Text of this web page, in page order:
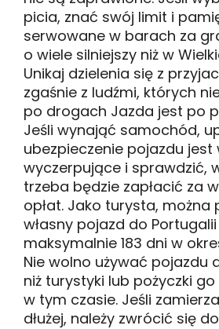
picia, znać swój limit i
serwowane w barach za
o wiele silniejszy niż w
Unikaj dzielenia się z
zgaśnie z ludźmi, których
po drogach Jazda jest po
Jeśli wynająć samochód,
ubezpieczenie pojazdu jest
wyczerpujące i sprawdzić,
trzeba będzie zapłacić za
opłat. Jako turysta, można
własny pojazd do
maksymalnie 183 dni w
Nie wolno używać pojazdu
niż turystyki lub pożyczki
w tym czasie. Jeśli
dłużej, należy zwrócić się